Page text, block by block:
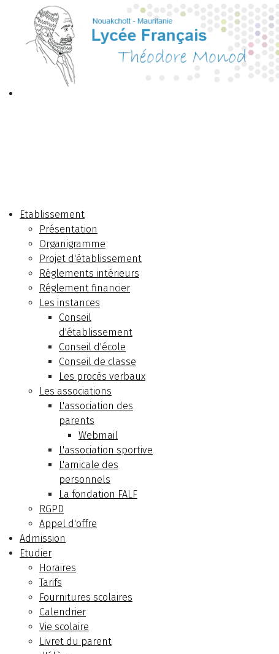
Etablissement
Présentation
Organigramme
Projet d'établissement
Réglements intérieurs
Réglement financier
Les instances
Conseil
d'établissement
Conseil d'école
Conseil de classe
Les procès verbaux
Les associations
L'association des
parents
Webmail
L'association sportive
L'amicale des
personnels
La fondation FALF
RGPD
Appel d'offre
Admission
Etudier
Horaires
Tarifs
Fournitures scolaires
Calendrier
Vie scolaire
Livret du parent